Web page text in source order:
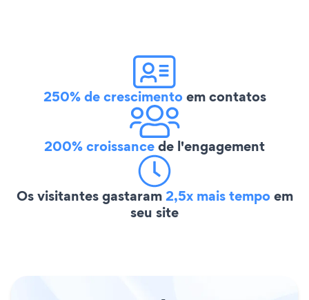
250% de crescimentoem contatos
200% croissancede l'engagement
Os visitantes gastaram2,5x mais tempoem
seu site